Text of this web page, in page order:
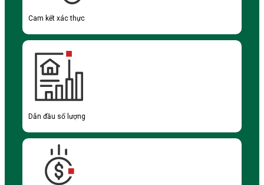
Cam kết xác thực
Dẫn đầu số lượng